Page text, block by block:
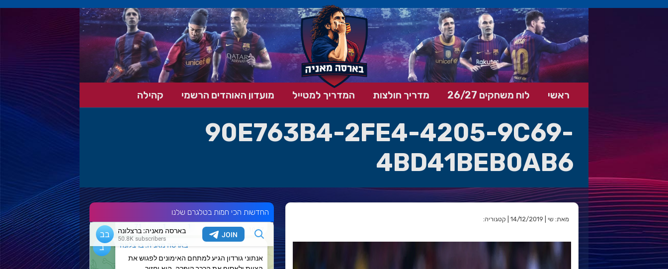
ראשי לוח משחקים 26/27 מדריך חולצות המדריך למטייל מועדון האוהדים הרשמי קהילה
90E763B4-2FE4-4205-9C69-
4BD41BEB0AB6
מאת: שי | 14/12/2019 | קטגוריה:
החדשות הכי חמות בטלגרם שלנו